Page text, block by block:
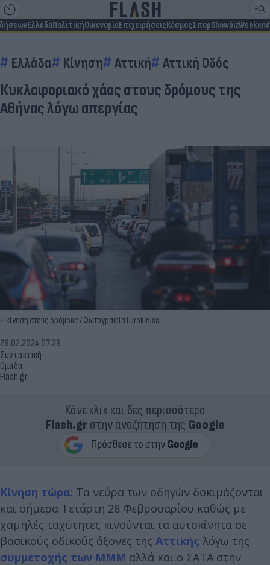
ΕλλάδαΠολιτικήΟικονομίαΕπιχειρήσειςΚόσμοςΣπορShowbizWeekend
Ελλάδα Κίνηση Αττική Αττική Οδός
Κυκλοφοριακό χάος στους δρόμους της
Αθήνας λόγω απεργίας
Η κίνηση στους δρόμους / Φωτογραφία Eurokinissi
Συντακτική
Ομάδα
Flash.gr
28.02.2024 07:29
Κάνε κλικ και δες περισσότερο
Flash.grστην αναζήτηση της Google
Κίνηση τώρα: Τα νεύρα των οδηγών δοκιμάζονται
και σήμερα Τετάρτη 28 Φεβρουαρίου καθώς με
χαμηλές ταχύτητες κινούνται τα αυτοκίνητα σε
βασικούς οδικούς άξονες της Αττικής λόγω της
συμμετοχής των ΜΜΜ αλλά και ο ΣΑΤΑ στην